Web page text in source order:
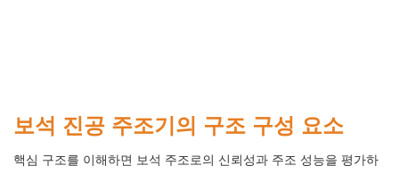
보석 진공 주조기의 구조 구성 요소
핵심 구조를 이해하면 보석 주조로의 신뢰성과 주조 성능을 평가하